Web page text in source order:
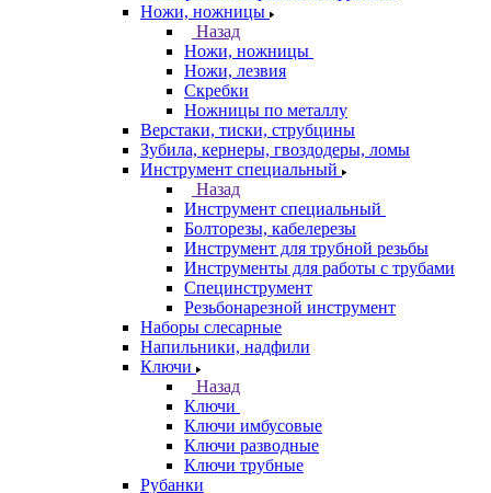
Ножи, ножницы
Назад
Ножи, ножницы
Ножи, лезвия
Скребки
Ножницы по металлу
Верстаки, тиски, струбцины
Зубила, кернеры, гвоздодеры, ломы
Инструмент специальный
Назад
Инструмент специальный
Болторезы, кабелерезы
Инструмент для трубной резьбы
Инструменты для работы с трубами
Специнструмент
Резьбонарезной инструмент
Наборы слесарные
Напильники, надфили
Ключи
Назад
Ключи
Ключи имбусовые
Ключи разводные
Ключи трубные
Рубанки